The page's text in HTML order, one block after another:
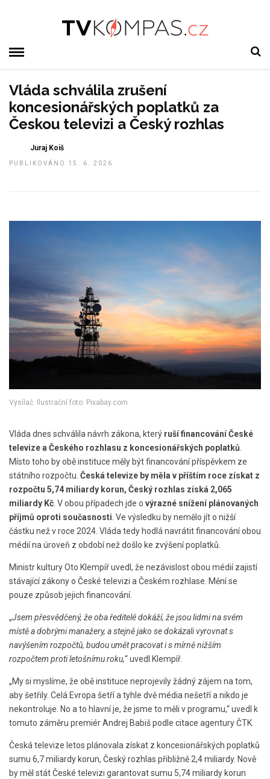
Vláda schválila zrušení
koncesionářských poplatků za
Českou televizi a Český rozhlas
Juraj Koiš
PUBLIKOVÁNO 15. 6. 2026
Vysílač. Ilustrační foto: Pixabay.com
Vláda dnes schválila návrh zákona, který ruší financování České
televize a Českého rozhlasu z koncesionářských poplatků
Místo toho by obě instituce měly být financování příspěvkem ze
státního rozpočtu. Česká televize by měla v příštím roce získat z
rozpočtu 5,74 miliardy korun, Český rozhlas získá 2,065
miliardy Kč . V obou případech jde o výrazné snížení plánovaných
příjmů oproti současnosti . Ve výsledku by nemělo jít o nižší
částku než v roce 2024. Vláda tedy hodlá navrátit financování obou
médií na úroveň z období než došlo ke zvýšení poplatků.
Ministr kultury Oto Klempíř uvedl, že nezávislost obou médií zajistí
stávající zákony o České televizi a Českém rozhlase. Mění se
pouze způsob jejich financování.
„Jsem přesvědčený, že oba ředitelé dokáží, že jsou lidmi na svém
místě a dobrými manažery, a stejně jako se dokázali vyrovnat s
navýšením rozpočtů, budou umět pracovat i s mírně nižším
rozpočtem proti letošnímu roku,“ uvedl Klempíř.
„My si myslíme, že obě instituce neprojevily žádný zájem na tom,
aby šetřily. Celá Evropa šetří a tyhle dvě média nešetří a nikdo je
nekontroluje. No a to hlavní je, že jsme to měli v programu,“ uvedl k
tomuto záměru premiér Andrej Babiš podle citace agentury ČTK.
Česká televize letos plánovala získat z koncesionářských poplatků
sumu 6,7 miliardy korun, Český rozhlas přibližně 2,4 miliardy. Nově
by měl stát České televizi garantovat sumu 5,74 miliardy korun